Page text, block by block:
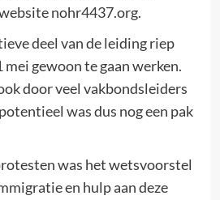
nohr4437.org.
deel van de leiding riep
gewoon te gaan werken.
door veel vakbondsleiders
was dus nog een pak
was het wetsvoorstel
en hulp aan deze